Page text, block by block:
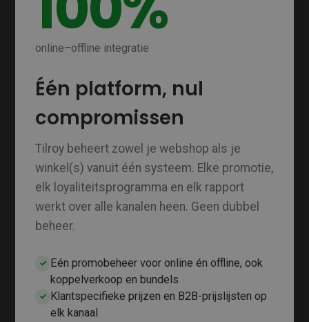
online–offline integratie
Één platform, nul
compromissen
Tilroy beheert zowel je webshop als je
winkel(s) vanuit één systeem. Elke promotie,
elk loyaliteitsprogramma en elk rapport
werkt over alle kanalen heen. Geen dubbel
beheer.
✓ Eén promobeheer voor online én offline, ook
koppelverkoop en bundels
✓ Klantspecifieke prijzen en B2B-prijslijsten op
elk kanaal